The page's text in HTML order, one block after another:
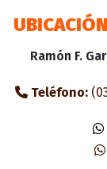
Ramón F.
Teléfono: